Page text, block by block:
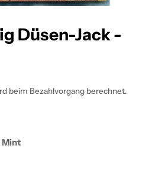
Düsen-Jack -
beim Bezahlvorgang berechnet.
Mint